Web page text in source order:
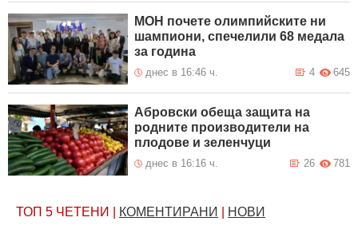
МОН почете олимпийските ни
шампиони, спечелили 68 медала
за година
днес в 16:46 ч. 645
4
Абровски обеща защита на
родните производители на
плодове и зеленчуци
днес в 16:16 ч. 781
26
ТОП 5 ЧЕТЕНИ КОМЕНТИРАНИ НОВИ